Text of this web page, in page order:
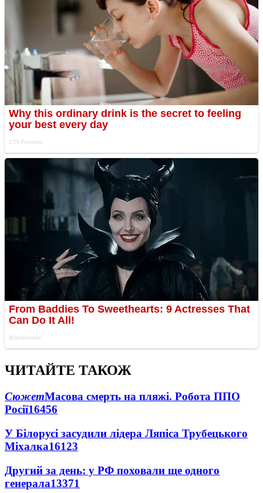
ЧИТАЙТЕ ТАКОЖ
СюжетМасова смерть на пляжі. Робота ППО
Росії16456
У Білорусі засудили лідера Ляпіса Трубецького
Міхалка16123
Другий за день: у РФ поховали ще одного
генерала13371